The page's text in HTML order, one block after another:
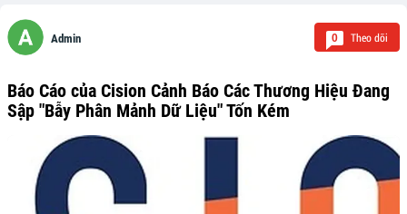
Admin 0 Theo dõi
Báo Cáo của Cision Cảnh Báo Các Thương Hiệu Đang
Sập "Bẫy Phân Mảnh Dữ Liệu" Tốn Kém